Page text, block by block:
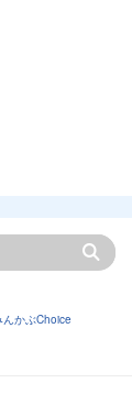
んかぶChoice